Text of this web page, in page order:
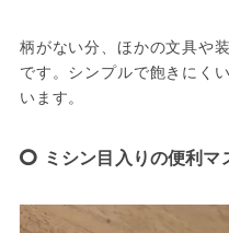
柄がない分、ほかの文具や
です。シンプルで飽きにく
います。
ミシン目入りの便利マ